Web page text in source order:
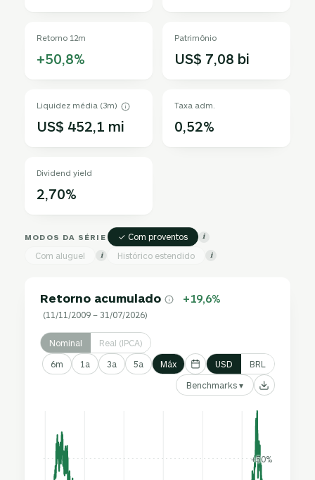
Retorno 12m
+50,8%
Patrimônio
US$ 7,08 bi
Liquidez média (3m)
US$ 452,1 mi
Taxa adm.
0,52%
Dividend yield
2,70%
MODOS DA SÉRIE ✓ Com proventos i
Com aluguel i Histórico estendido i
Retorno acumulado +19,6%
(11/11/2009 – 31/07/2026)
Nominal Real (IPCA)
6m 1a 3a 5a Máx USD BRL
Benchmarks ▾
+50%